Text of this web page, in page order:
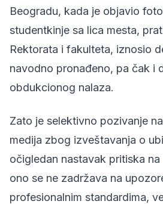
Beogradu, kada je objavio
studentkinje sa lica mesta,
Rektorata i fakulteta, iznosio
navodno pronađeno, pa čak i
obdukcionog nalaza.
Zato je selektivno pozivanje
medija zbog izveštavanja o
očigledan nastavak pritiska
ono se ne zadržava na
profesionalnim standardima,